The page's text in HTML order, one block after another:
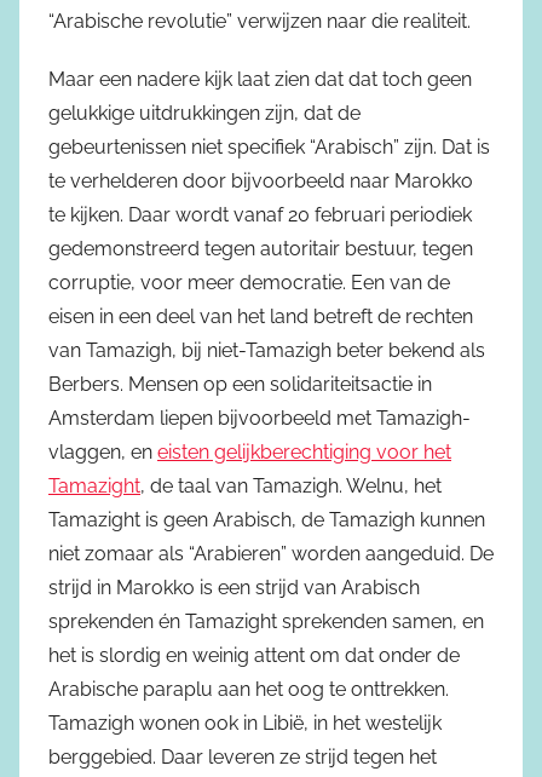
“Arabische revolutie” verwijzen naar die realiteit.
Maar een nadere kijk laat zien dat dat toch geen
gelukkige uitdrukkingen zijn, dat de
gebeurtenissen niet specifiek “Arabisch” zijn. Dat is
te verhelderen door bijvoorbeeld naar Marokko
te kijken. Daar wordt vanaf 20 februari periodiek
gedemonstreerd tegen autoritair bestuur, tegen
corruptie, voor meer democratie. Een van de
eisen in een deel van het land betreft de rechten
van Tamazigh, bij niet-Tamazigh beter bekend als
Berbers. Mensen op een solidariteitsactie in
Amsterdam liepen bijvoorbeeld met Tamazigh-
vlaggen, en eisten gelijkberechtiging voor het
Tamazight, de taal van Tamazigh. Welnu, het
Tamazight is geen Arabisch, de Tamazigh kunnen
niet zomaar als “Arabieren” worden aangeduid. De
strijd in Marokko is een strijd van Arabisch
sprekenden én Tamazight sprekenden samen, en
het is slordig en weinig attent om dat onder de
Arabische paraplu aan het oog te onttrekken.
Tamazigh wonen ook in Libië, in het westelijk
berggebied. Daar leveren ze strijd tegen het